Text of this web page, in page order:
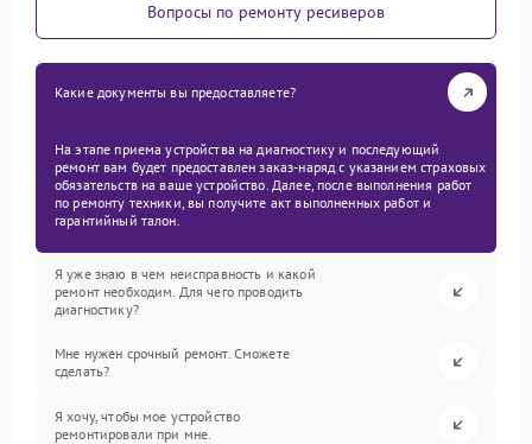
Вопросы по ремонту ресиверов
Какие документы вы предоставляете?
На этапе приема устройства на диагностику и последующий
ремонт вам будет предоставлен заказ-наряд с указанием страховых
обязательств на ваше устройство. Далее, после выполнения работ
по ремонту техники, вы получите акт выполненных работ и
гарантийный талон.
Я уже знаю в чем неисправность и какой
ремонт необходим. Для чего проводить
диагностику?
Мне нужен срочный ремонт. Сможете
сделать?
Я хочу, чтобы мое устройство
ремонтировали при мне.